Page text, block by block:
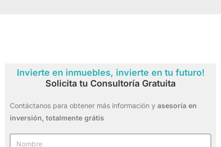
Invierte en inmuebles, invierte en tu futuro!
Solicita tu Consultoría Gratuita
Contáctanos para obtener más información y asesoría en
inversión, totalmente grátis